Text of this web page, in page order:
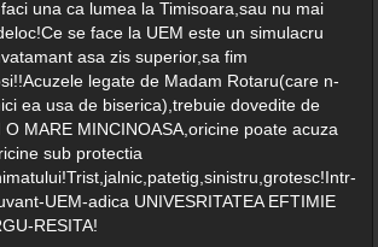
una ca lumea la Timisoara,sau nu mai
se face la UEM este un simulacru
asa zis superior,sa fim
legate de Madam Rotaru(care n-
ea usa de biserica),trebuie dovedite de
O MARE MINCINOASA,oricine poate acuza
sub protectia
UEM-adica UNIVESRITATEA EFTIMIE
RESITA!